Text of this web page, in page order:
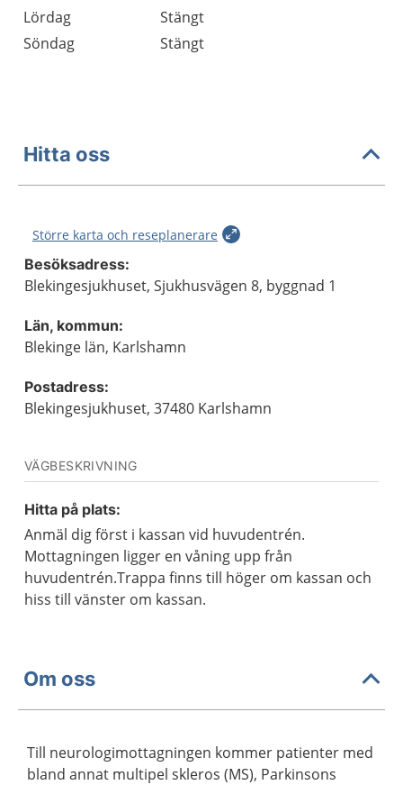
Lördag
Stängt
Söndag
Stängt
Hitta oss
Större karta och reseplanerare
Besöksadress:
Blekingesjukhuset, Sjukhusvägen 8, byggnad 1
Län, kommun:
Blekinge län, Karlshamn
Postadress:
Blekingesjukhuset, 37480 Karlshamn
VÄGBESKRIVNING
Hitta på plats:
Anmäl dig först i kassan vid huvudentrén.
Mottagningen ligger en våning upp från
huvudentrén.Trappa finns till höger om kassan och
hiss till vänster om kassan.
Om oss
Till neurologimottagningen kommer patienter med
bland annat multipel skleros (MS), Parkinsons